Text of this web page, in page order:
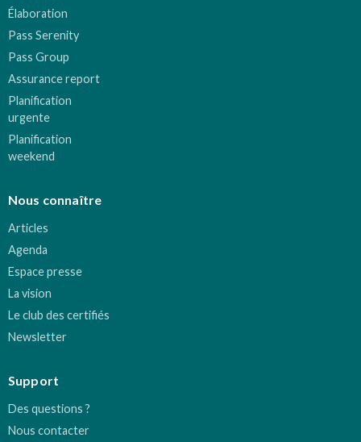
Élaboration
Pass Serenity
Pass Group
Assurance report
Planification
urgente
Planification
weekend
Nous connaître
Articles
Agenda
Espace presse
La vision
Le club des certifiés
Newsletter
Support
Des questions ?
Nous contacter